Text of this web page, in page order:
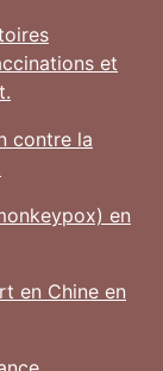
et
contre la
en
en Chine en